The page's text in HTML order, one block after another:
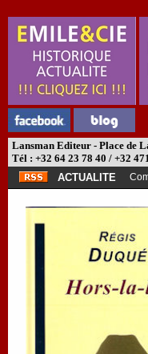
Lansman Editeur - Place de
Tél : +32 64 23 78 40 / +32
ACTUALITE